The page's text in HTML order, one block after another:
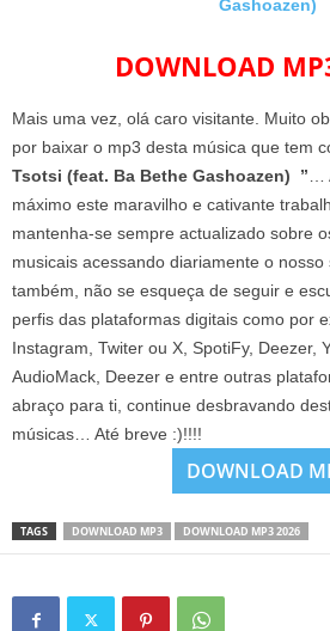
Gashoazen)
DOWNLOAD
Mais uma vez, olá caro visitante. Muito
por baixar o mp3 desta música que tem
Tsotsi (feat. Ba Bethe Gashoazen) ”
máximo este maravilho e cativante
mantenha-se sempre actualizado sobre
musicais acessando diariamente o nosso
também, não se esqueça de seguir e
perfis das plataformas digitais como por
Instagram, Twiter ou X, SpotiFy, Deezer,
AudioMack, Deezer e entre outras
abraço para ti, continue desbravando
músicas… Até breve :)!!!!
DOWNLOAD
TAGS DOWNLOAD MP3 DOWNLOAD MP3 2026